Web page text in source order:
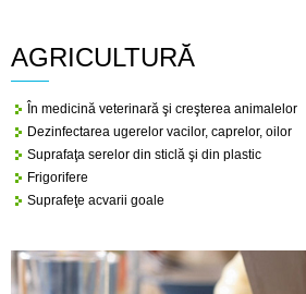
AGRICULTURĂ
În medicină veterinară şi creşterea animalelor
Dezinfectarea ugerelor vacilor, caprelor, oilor
Suprafaţa serelor din sticlă şi din plastic
Frigorifere
Suprafeţe acvarii goale